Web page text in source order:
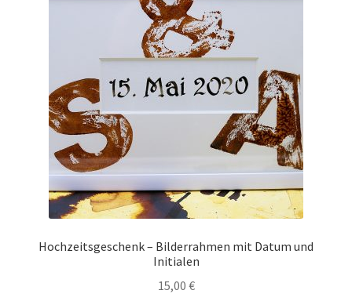
Hochzeitsgeschenk – Bilderrahmen mit Datum und
Initialen
15,00 €